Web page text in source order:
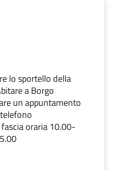
lo sportello della
a Borgo
un appuntamento
oraria 10.00-